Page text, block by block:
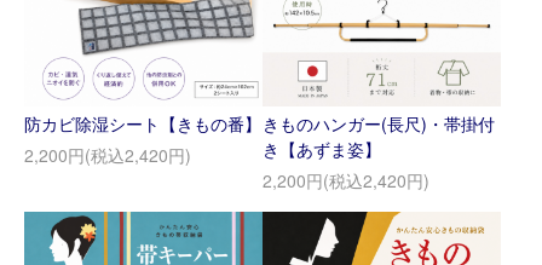
防カビ除湿シート【きもの番】
2,200円(税込2,420円)
きものハンガー(長尺)・帯掛付
き【あずま姿】
2,200円(税込2,420円)